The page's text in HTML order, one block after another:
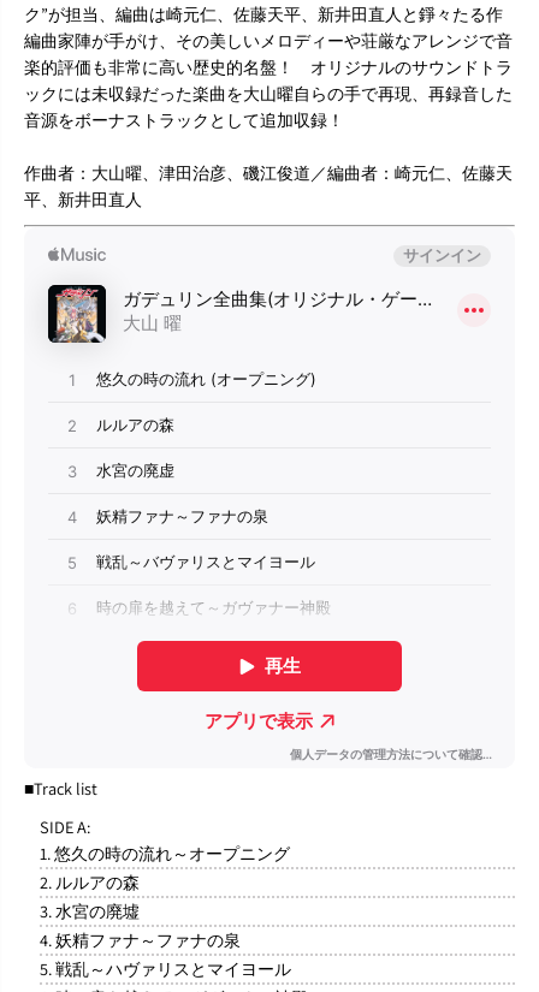
ク”が担当、編曲は崎元仁、佐藤天平、新井田直人と錚々たる作
編曲家陣が手がけ、その美しいメロディーや荘厳なアレンジで音
楽的評価も非常に高い歴史的名盤！ オリジナルのサウンドトラ
ックには未収録だった楽曲を大山曜自らの手で再現、再録音した
音源をボーナストラックとして追加収録！
作曲者：大山曜、津田治彦、磯江俊道／編曲者：崎元仁、佐藤天
平、新井田直人
■Track list
SIDE A:
1. 悠久の時の流れ～オープニング
2. ルルアの森
3. 水宮の廃墟
4. 妖精ファナ～ファナの泉
5. 戦乱～ハヴァリスとマイヨール